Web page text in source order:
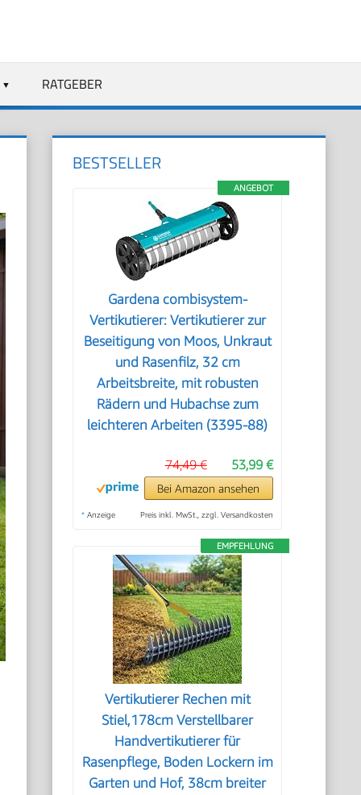
RATGEBER
BESTSELLER
ANGEBOT
Gardena combisystem-
Vertikutierer: Vertikutierer zur
Beseitigung von Moos, Unkraut
und Rasenfilz, 32 cm
Arbeitsbreite, mit robusten
Rädern und Hubachse zum
leichteren Arbeiten (3395-88)
53,99 €
74,49 €
Bei Amazon ansehen
* Anzeige Preis inkl. MwSt., zzgl. Versandkosten
EMPFEHLUNG
Vertikutierer Rechen mit
Stiel,178cm Verstellbarer
Handvertikutierer für
Rasenpflege, Boden Lockern im
Garten und Hof, 38cm breiter